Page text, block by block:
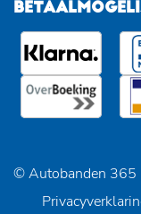
© Autobanden 365